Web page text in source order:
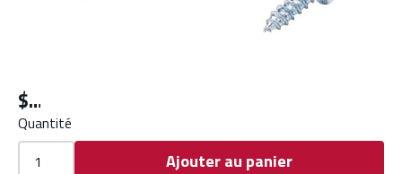
$
Quantité
Ajouter au panier